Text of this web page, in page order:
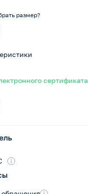
размер?
сертификата
i